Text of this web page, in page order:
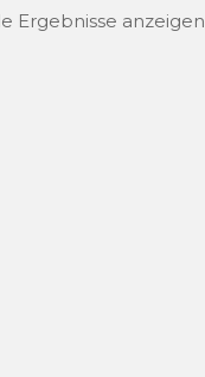
Ergebnisse anzeigen